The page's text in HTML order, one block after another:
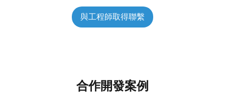
與工程師取得聯繫
合作開發案例